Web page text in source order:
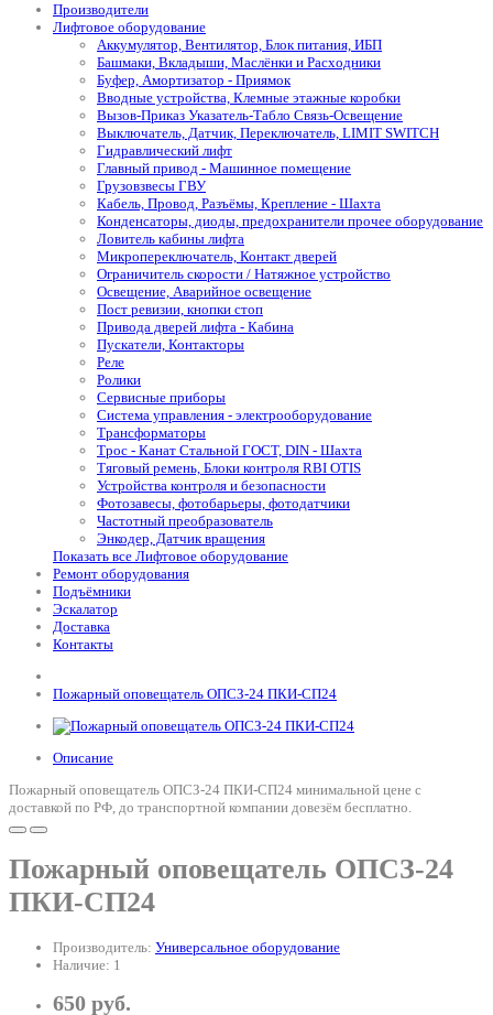
Производители
Лифтовое оборудование
Аккумулятор, Вентилятор, Блок питания, ИБП
Башмаки, Вкладыши, Маслёнки и Расходники
Буфер, Амортизатор - Приямок
Вводные устройства, Клемные этажные коробки
Вызов-Приказ Указатель-Табло Связь-Освещение
Выключатель, Датчик, Переключатель, LIMIT SWITCH
Гидравлический лифт
Главный привод - Машинное помещение
Грузовзвесы ГВУ
Кабель, Провод, Разъёмы, Крепление - Шахта
Конденсаторы, диоды, предохранители прочее оборудование
Ловитель кабины лифта
Микропереключатель, Контакт дверей
Ограничитель скорости / Натяжное устройство
Освещение, Аварийное освещение
Пост ревизии, кнопки стоп
Привода дверей лифта - Кабина
Пускатели, Контакторы
Реле
Ролики
Сервисные приборы
Система управления - электрооборудование
Трансформаторы
Трос - Канат Стальной ГОСТ, DIN - Шахта
Тяговый ремень, Блоки контроля RBI OTIS
Устройства контроля и безопасности
Фотозавесы, фотобарьеры, фотодатчики
Частотный преобразователь
Энкодер, Датчик вращения
Показать все Лифтовое оборудование
Ремонт оборудования
Подъёмники
Эскалатор
Доставка
Контакты
Пожарный оповещатель ОПСЗ-24 ПКИ-СП24
Описание
Пожарный оповещатель ОПСЗ-24 ПКИ-СП24 минимальной цене с
доставкой по РФ, до транспортной компании довезём бесплатно.
Пожарный оповещатель ОПСЗ-24
ПКИ-СП24
Производитель: Универсальное оборудование
Наличие: 1
650 руб.